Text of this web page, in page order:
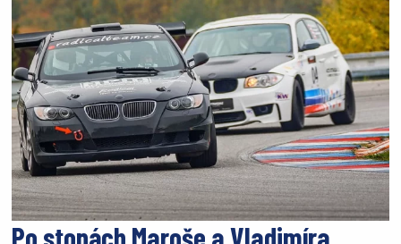
Po stopách Maroše a Vladimíra